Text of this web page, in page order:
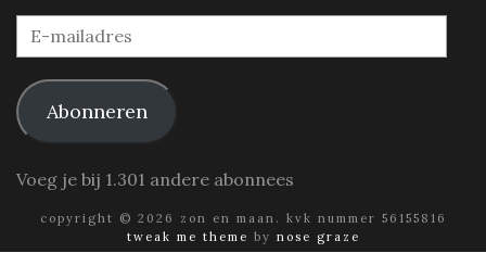
E-
mailadres
Abonneren
Voeg je bij 1.301 andere abonnees
copyright © 2026 zon en maan. kvk nummer 56155816
tweak me theme by nose graze